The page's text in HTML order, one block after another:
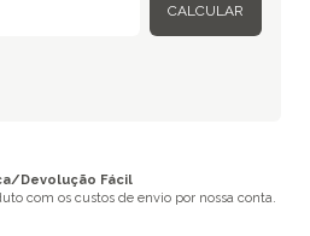
CALCULAR
Devolução Fácil
com os custos de envio por nossa conta.